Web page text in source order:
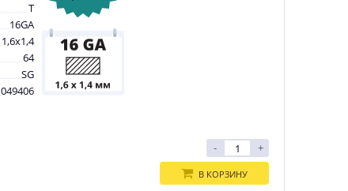
T
16GA
1,6х1,4
64
SG
049406
+
-
В КОРЗИНУ